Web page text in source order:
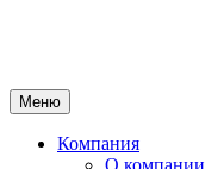
Меню
Компания
О компании